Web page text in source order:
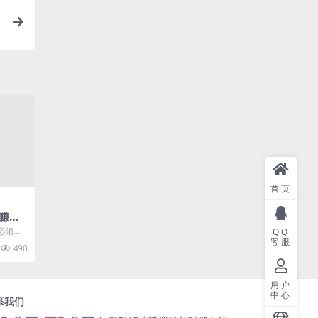
钱
须要
... 490
我们
首页
QQ
客服
用户
中心